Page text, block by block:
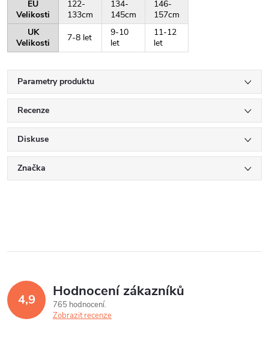
EU
Velikosti
122-
133cm
134-
145cm
146-
157cm
UK
Velikosti
7-8 let
9-10
let
11-12
let
Parametry produktu
Recenze
Diskuse
Značka
4,9 Hodnocení zákazníků
765 hodnocení
Zobrazit recenze